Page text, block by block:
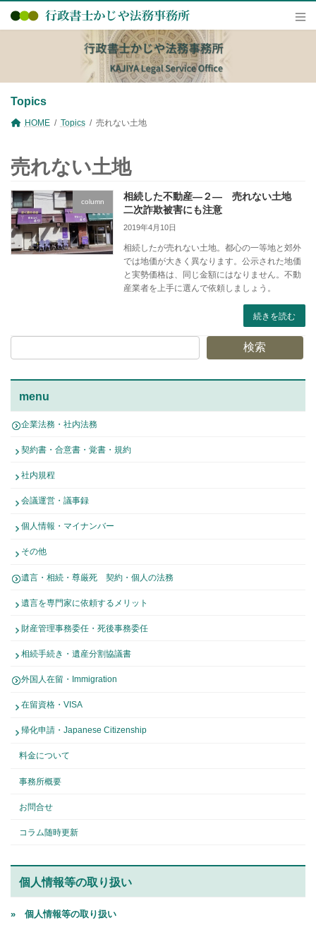
テ
ス
ゲ
ン
Topics
HOME Topics 売れない土地
売れない土地
column
相続した不動産―２― 売れない土地
二次詐欺被害にも注意
2019年4月10日
相続したが売れない土地。都心の一等地と郊外
では地価が大きく異なります。公示された地価
と実勢価格は、同じ金額にはなりません。不動
産業者を上手に選んで依頼しましょう。
続きを読む
検索
menu
企業法務・社内法務
契約書・合意書・覚書・規約
社内規程
会議運営・議事録
個人情報・マイナンバー
その他
遺言・相続・尊厳死 契約・個人の法務
遺言を専門家に依頼するメリット
財産管理事務委任・死後事務委任
相続手続き・遺産分割協議書
外国人在留・Immigration
在留資格・VISA
帰化申請・Japanese Citizenship
料金について
事務所概要
お問合せ
コラム随時更新
個人情報等の取り扱い
» 個人情報等の取り扱い